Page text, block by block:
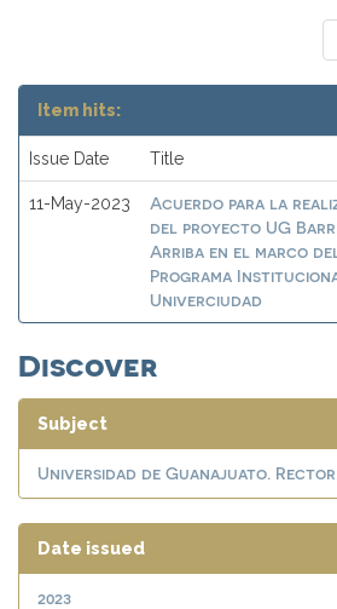
Item hits:
Issue Date Title
11-May-2023
Acuerdo para la
del proyecto UG
Arriba en el marco
Programa
Univerciudad
Discover
Subject
Universidad de Guanajuato.
Date issued
2023